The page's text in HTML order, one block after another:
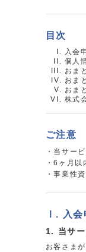
目次
入会
個人
おま
おま
おま
株式
ご注意
・当サー
・6ヶ月
・事業性
Ⅰ. 入会
当サ
お客さま